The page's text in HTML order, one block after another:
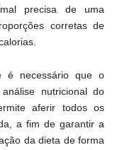
precisa de uma
corretas de
é necessário que o
nutricional do
aferir todos os
a fim de garantir a
da dieta de forma